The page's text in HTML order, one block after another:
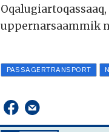
uppernarsaammik
PASSAGERTRANSPORT